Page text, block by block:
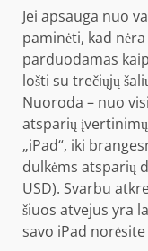
Jei apsauga nuo
paminėti, kad
parduodamas
lošti su trečiųjų
Nuoroda – nuo
atsparių įvertinimų
„iPad“, iki
dulkėms atsparių
USD). Svarbu
šiuos atvejus yra
savo iPad